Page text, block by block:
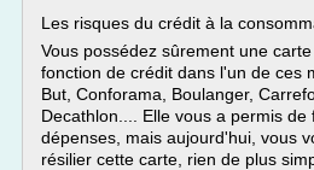
Les risques du crédit à la
Vous possédez sûrement une
fonction de crédit dans l'un de ces
But, Conforama, Boulanger,
Decathlon.... Elle vous a permis de
dépenses, mais aujourd'hui, vous
résilier cette carte, rien de plus